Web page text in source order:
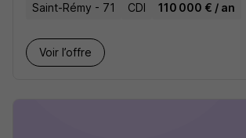
Saint-Rémy - 71 CDI 110 000 € / an
Voir l’offre